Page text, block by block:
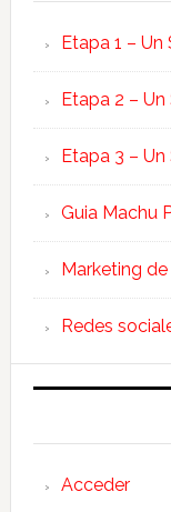
Etapa 1 – Un
Etapa 2 –
Etapa 3 –
Guia Machu
Marketing
Redes
Acceder